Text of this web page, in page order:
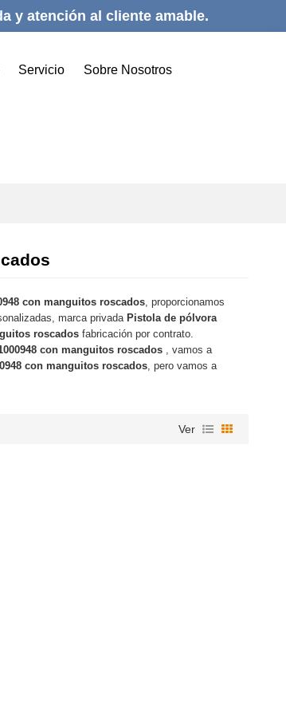
y atención al cliente amable.
Servicio Sobre Nosotros
con manguitos roscados , proporcionamos
marca privada Pistola de pólvora
roscados fabricación por contrato.
con manguitos roscados , vamos a
con manguitos roscados , pero vamos a
Ver